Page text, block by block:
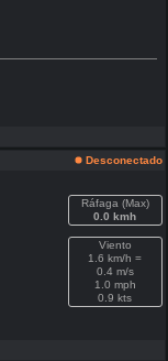
Desconectado
Ráfaga (Max)
0.0 kmh
Viento
1.6 km/h =
0.4 m/s
1.0 mph
0.9 kts